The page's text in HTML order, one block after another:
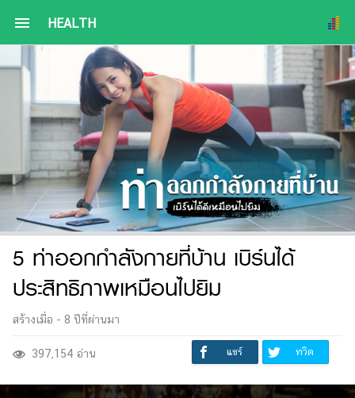
HEALTH
menu
5 ท่าออกกำลังกายที่บ้าน เบิร์นได้
ประสิทธิภาพเหมือนไปยิม
สร้างเมื่อ - 8 ปีที่ผ่านมา
397,154 อ่าน แชร์ ทวิต